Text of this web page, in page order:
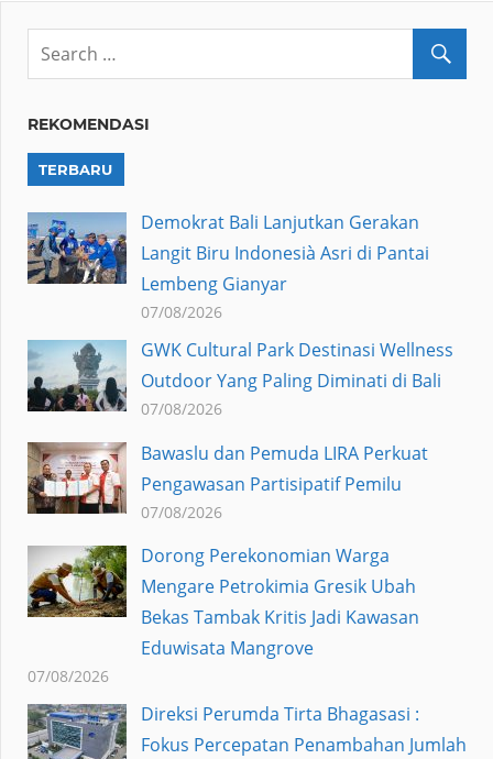
REKOMENDASI
TERBARU
Demokrat Bali Lanjutkan Gerakan
Langit Biru Indonesià Asri di Pantai
Lembeng Gianyar
07/08/2026
GWK Cultural Park Destinasi Wellness
Outdoor Yang Paling Diminati di Bali
07/08/2026
Bawaslu dan Pemuda LIRA Perkuat
Pengawasan Partisipatif Pemilu
07/08/2026
Dorong Perekonomian Warga
Mengare Petrokimia Gresik Ubah
Bekas Tambak Kritis Jadi Kawasan
Eduwisata Mangrove
07/08/2026
Direksi Perumda Tirta Bhagasasi :
Fokus Percepatan Penambahan Jumlah